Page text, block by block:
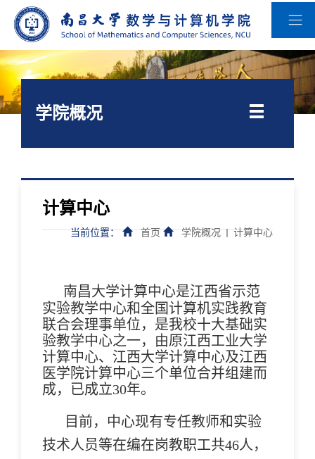
学院概况
计算中心
当前位置： 首页 学院概况 计算中心
南昌大学计算中心是江西省示范
实验教学中心和全国计算机实践教育
联合会理事单位，是我校十大基础实
验教学中心之一，由原江西工业大学
计算中心、江西大学计算中心及江西
医学院计算中心三个单位合并组建而
成，已成立30年。
目前，中心现有专任教师和实验
技术人员等在编在岗教职工共46人，